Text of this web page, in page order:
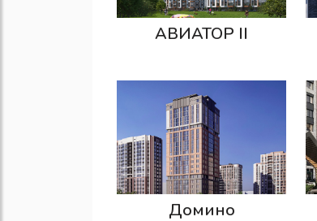
АВИАТОР II
Домино